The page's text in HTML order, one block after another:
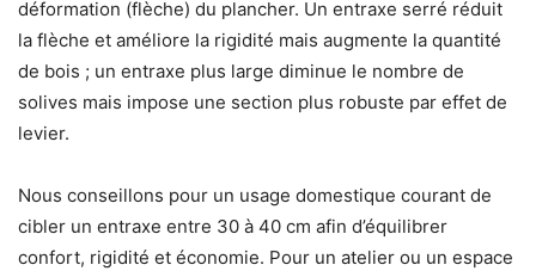
déformation (flèche) du plancher. Un entraxe serré réduit
la flèche et améliore la rigidité mais augmente la quantité
de bois ; un entraxe plus large diminue le nombre de
solives mais impose une section plus robuste par effet de
levier.
Nous conseillons pour un usage domestique courant de
cibler un entraxe entre 30 à 40 cm afin d’équilibrer
confort, rigidité et économie. Pour un atelier ou un espace